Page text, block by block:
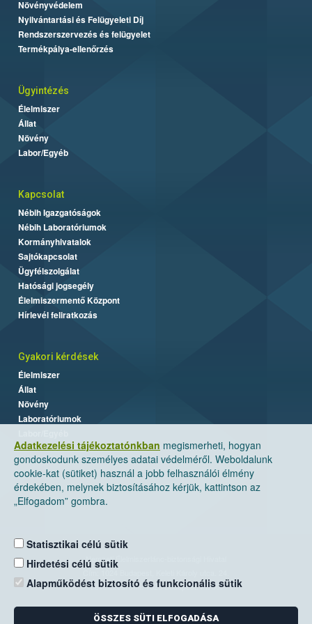
Adatkezelési tájékoztatónkban megismerheti, hogyan
gondoskodunk személyes adatai védelméről. Weboldalunk
cookie-kat (sütiket) használ a jobb felhasználói élmény
érdekében, melynek biztosításához kérjük, kattintson az
„Elfogadom” gombra.
Statisztikai célú sütik
Hirdetési célú sütik
Alapműködést biztosító és funkcionális sütik
ÖSSZES SÜTI ELFOGADÁSA
Növényvédelem
Nyilvántartási és Felügyeleti Díj
Rendszerszervezés és felügyelet
Termékpálya-ellenőrzés
Ügyintézés
Élelmiszer
Állat
Növény
Labor/Egyéb
Kapcsolat
Nébih Igazgatóságok
Nébih Laboratóriumok
Kormányhivatalok
Sajtókapcsolat
Ügyfélszolgálat
Hatósági jogsegély
Élelmiszermentő Központ
Hírlevél feliratkozás
Gyakori kérdések
Élelmiszer
Állat
Növény
Laboratóriumok
Nemzeti Élelmiszerlánc-biztonsági Hivatal
Levelezési cím: 1525 Budapest. Pf. 30.